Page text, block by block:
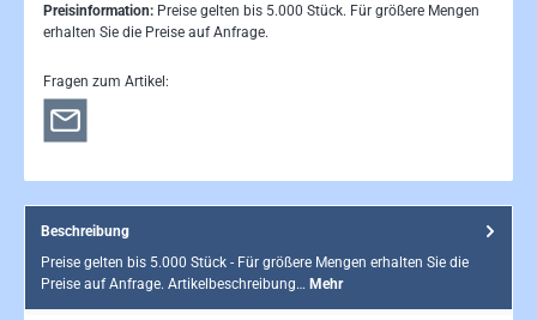
Preisinformation: Preise gelten bis 5.000 Stück. Für größere Mengen
erhalten Sie die Preise auf Anfrage.
Fragen zum Artikel:
Beschreibung
Preise gelten bis 5.000 Stück - Für größere Mengen erhalten Sie die
Preise auf Anfrage. Artikelbeschreibung… Mehr